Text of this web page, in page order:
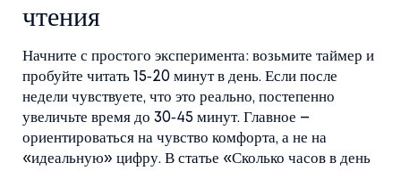
чтения
Начните с простого эксперимента: возьмите таймер и
пробуйте читать 15‑20 минут в день. Если после
недели чувствуете, что это реально, постепенно
увеличьте время до 30‑45 минут. Главное –
ориентироваться на чувство комфорта, а не на
«идеальную» цифру. В статье «Сколько часов в день